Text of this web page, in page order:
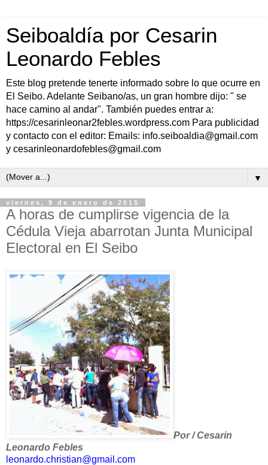
Seiboaldía por Cesarin
Leonardo Febles
Este blog pretende tenerte informado sobre lo que ocurre en
El Seibo. Adelante Seibano/as, un gran hombre dijo: " se
hace camino al andar". También puedes entrar a:
https://cesarinleonar2febles.wordpress.com Para publicidad
y contacto con el editor: Emails: info.seiboaldia@gmail.com
y cesarinleonardofebles@gmail.com
▼
viernes, 9 de enero de 2015
A horas de cumplirse vigencia de la
Cédula Vieja abarrotan Junta Municipal
Electoral en El Seibo
Por / Cesarin
Leonardo Febles
leonardo.christian@gmail.com